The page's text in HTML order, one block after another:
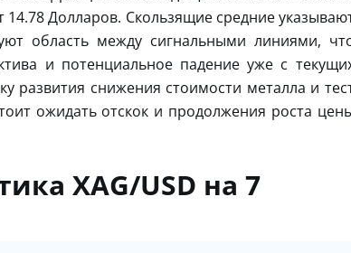
Долларов. Скользящие средние
область между сигнальными линиями,
и потенциальное падение уже с
развития снижения стоимости металла и
ожидать отскок и продолжения роста
XAG/USD на 7